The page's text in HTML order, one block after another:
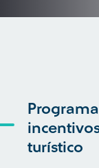
turístico